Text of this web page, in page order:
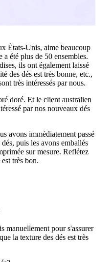
États-Unis, aime beaucoup
été plus de 50 ensembles.
ils ont également laissé
des dés est très bonne, etc.,
très intéressés par nous.
doré. Et le client australien
par nos nouveaux dés
avons immédiatement passé
puis les avons emballés
sur mesure. Reflétez
très bon.
manuellement pour s'assurer
la texture des dés est très